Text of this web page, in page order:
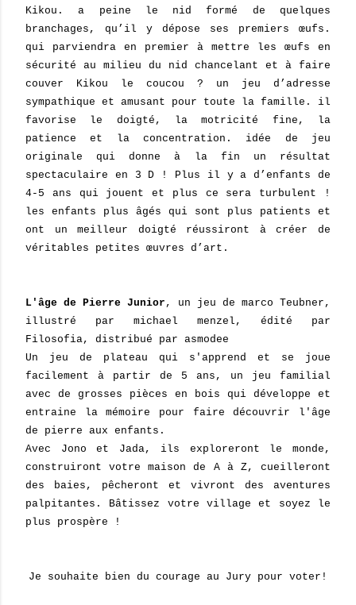
Kikou. a peine le nid formé de quelques
branchages, qu’il y dépose ses premiers œufs.
qui parviendra en premier à mettre les œufs en
sécurité au milieu du nid chancelant et à faire
couver Kikou le coucou ? un jeu d’adresse
sympathique et amusant pour toute la famille. il
favorise le doigté, la motricité fine, la
patience et la concentration. idée de jeu
originale qui donne à la fin un résultat
spectaculaire en 3 D ! Plus il y a d’enfants de
4-5 ans qui jouent et plus ce sera turbulent !
les enfants plus âgés qui sont plus patients et
ont un meilleur doigté réussiront à créer de
véritables petites œuvres d’art.
L'âge de Pierre Junior , un jeu de marco Teubner,
illustré par michael menzel, édité par
Filosofia, distribué par asmodee
Un jeu de plateau qui s'apprend et se joue
facilement à partir de 5 ans, un jeu familial
avec de grosses pièces en bois qui développe et
entraine la mémoire pour faire découvrir l'âge
de pierre aux enfants.
Avec Jono et Jada, ils exploreront le monde,
construiront votre maison de A à Z, cueilleront
des baies, pêcheront et vivront des aventures
palpitantes. Bâtissez votre village et soyez le
plus prospère !
Je souhaite bien du courage au Jury pour voter!